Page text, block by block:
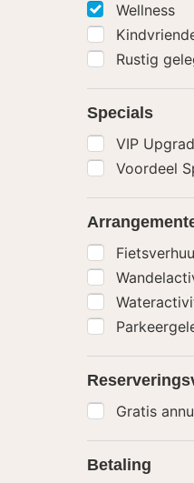
Wellness
Rustig
Specials
VIP
Voordeel
Gratis
Betaling